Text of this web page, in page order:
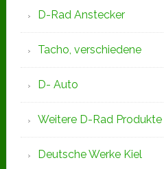
D-Rad Anstecker
Tacho, verschiedene
D- Auto
Weitere D-Rad Produkte
Deutsche Werke Kiel